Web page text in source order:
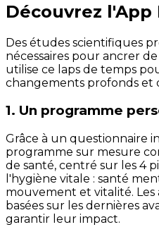
Découvrez l'App
Des études scientifiques
nécessaires pour ancrer
utilise ce laps de temps
changements profonds et
1. Un programme
Grâce à un questionnaire
programme sur mesure
de santé, centré sur les 4
l'hygiène vitale : santé
mouvement et vitalité. Les
basées sur les dernières
garantir leur impact.